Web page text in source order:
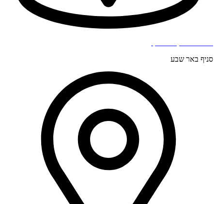
סניף באר שבע